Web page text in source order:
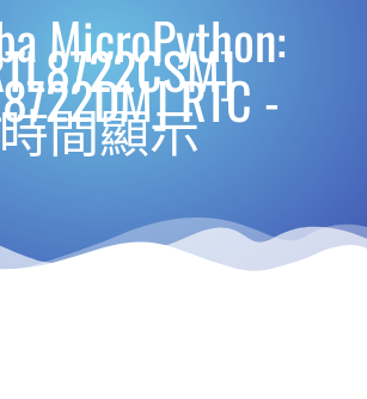
MicroPython:
RTC -
時間顯示